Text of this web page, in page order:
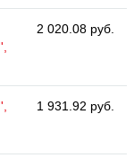
2 020.08 руб.
1 931.92 руб.